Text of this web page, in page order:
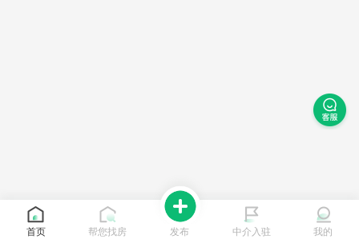
首页 帮您找房 发布 中介入驻 我的